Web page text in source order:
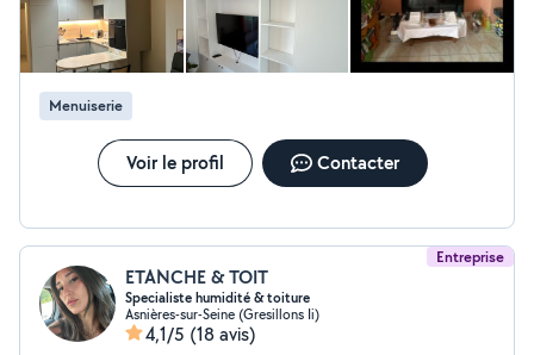
Menuiserie
Voir le profil Contacter
Entreprise
ETANCHE & TOIT
Specialiste humidité & toiture
Asnières-sur-Seine (Gresillons Ii)
4,1/5 (18 avis)